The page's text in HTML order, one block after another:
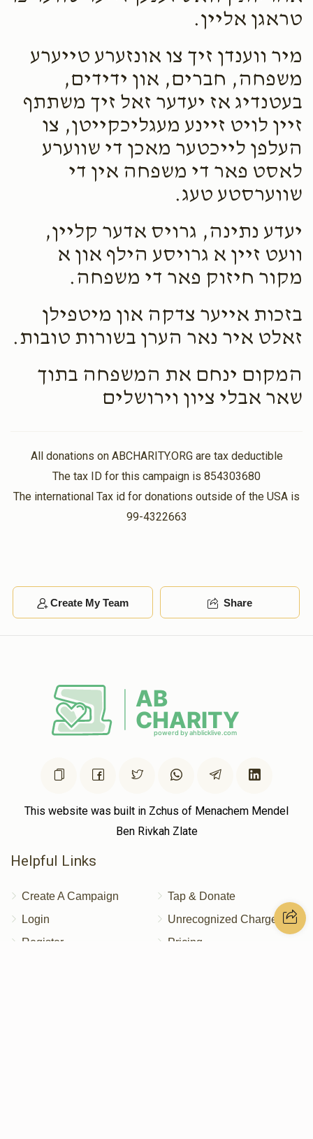
טראגן אליין.
מיר ווענדן זיך צו אונזערע טייערע
משפחה, חברים, און ידידים,
בעטנדיג אז יעדער זאל זיך משתתף
זיין לויט זיינע מעגליכקייטן, צו
העלפן לייכטער מאכן די שווערע
לאסט פאר די משפחה אין די
שווערסטע טעג.
יעדע נתינה, גרויס אדער קליין,
וועט זיין א גרויסע הילף און א
מקור חיזוק פאר די משפחה.
בזכות אייער צדקה און מיטפילן
זאלט איר נאר הערן בשורות טובות.
המקום ינחם את המשפחה בתוך
שאר אבלי ציון וירושלים
All donations on ABCHARITY.ORG are tax deductible
The tax ID for this campaign is 854303680
The international Tax id for donations outside of the USA is
99-4322663
Create My Team Share
This website was built in Zchus of Menachem Mendel
Ben Rivkah Zlate
Helpful Links
Create A Campaign
Login
Register
Tap & Donate
Unrecognized Charge
Pricing